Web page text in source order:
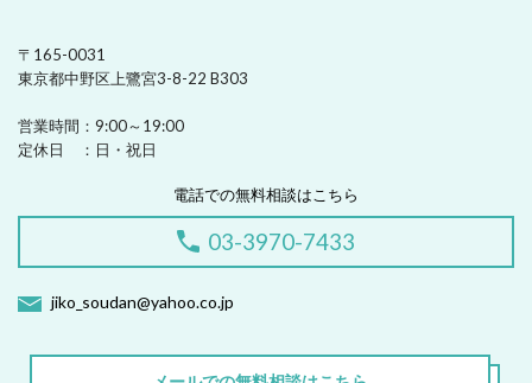
〒165-0031
東京都中野区上鷺宮3-8-22 B303
営業時間： 9:00～19:00
定休日 ： 日・祝日
電話での無料相談はこちら
03-3970-7433
jiko_soudan@yahoo.co.jp